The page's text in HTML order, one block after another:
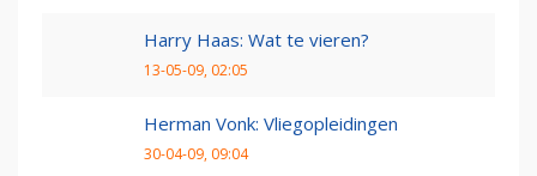
Harry Haas: Wat te vieren?
13-05-09, 02:05
Herman Vonk: Vliegopleidingen
30-04-09, 09:04